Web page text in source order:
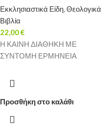
Εκκλησιαστικά Είδη,Θεολογικά
Βιβλία
22,00€
Η ΚΑΙΝΗ ΔΙΑΘΗΚΗ ΜΕ
ΣΥΝΤΟΜΗ ΕΡΜΗΝΕΙΑ
Προσθήκη στο καλάθι